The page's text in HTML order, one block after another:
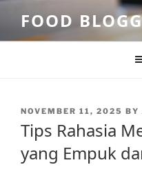
content
FOOD
POSTED
ON
NOVEMBER 11, 2025 BY
Tips Rahasia
yang Empuk